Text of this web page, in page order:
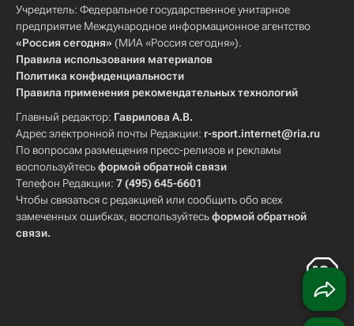
Учредитель: Федеральное государственное унитарное
предприятие Международное информационное агентство
«Россия сегодня» (МИА «Россия сегодня»).
Правила использования материалов
Политика конфиденциальности
Правила применения рекомендательных технологий
Главный редактор: Гаврилова А.В.
Адрес электронной почты Редакции: r-sport.internet@ria.ru
По вопросам размещения пресс-релизов и рекламы
воспользуйтесьформой обратной связи
Телефон Редакции: 7 (495) 645-6601
Чтобы связаться с редакцией или сообщить обо всех
замеченных ошибках, воспользуйтесьформой обратной
связи.